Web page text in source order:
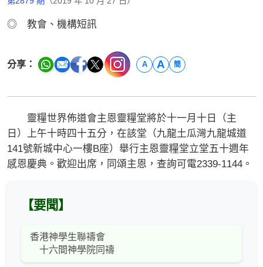
◎ 教會、機構短訊
分享： A A 簡
靈糧世界佈道會主恩靈糧堂將於十一月十日（主
日）上午十時四十五分，在該堂（九龍土瓜灣九龍城道
141號新城中心一樓B座）舉行主恩靈糧堂立堂五十週年
感恩慶典。歡迎出席，同頌主恩，查詢可電2339-1144。
【要聞】
香港神學生聯禱會
十六間神學院同禱